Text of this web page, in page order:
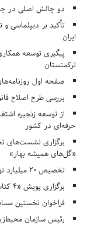
دو چالش اصلی در
تأکید بر دیپلماسی و
ایران
پیگیری توسعه
ترکمنستان
صفحه اول روزنامه‌های 7 مرداد
بررسی طرح اصلاح
از توسعه زنجیره
حرفه‌ای در کشور
برگزاری نشست‌های
«گل‌های همیشه بهار»
تخصیص ۲۰ میلیارد تومان برای درمان بیماران هموفیلی
برگزاری پویش «۴ کتاب، ۴ فصل» در مراکز کانون البرز
فراخوان نخستین
رئیس سازمان